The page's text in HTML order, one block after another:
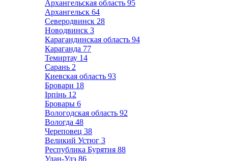
Архангельская область 95
Архангельск 64
Северодвинск 28
Новодвинск 3
Карагандинская область 94
Караганда 77
Темиртау 14
Сарань 2
Киевская область 93
Бровари 18
Ірпінь 12
Бровары 6
Вологодская область 92
Вологда 48
Череповец 38
Великий Устюг 3
Республика Бурятия 88
Улан-Удэ 86